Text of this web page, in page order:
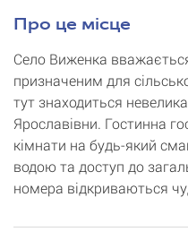
Про це місце
Село Виженка
призначеним для
тут знаходиться
Ярославівни. Гостинна
кімнати на будь-який
водою та доступ до
номера відкриваються